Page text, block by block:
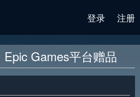
登录 注册
Epic Games平台赠品